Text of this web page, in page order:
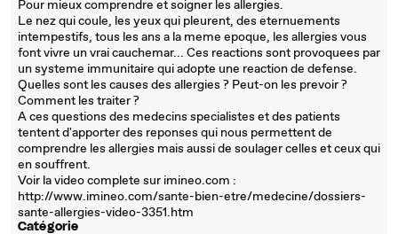
Pour mieux comprendre et soigner les allergies.
Le nez qui coule, les yeux qui pleurent, des eternuements
intempestifs, tous les ans a la meme epoque, les allergies vous
font vivre un vrai cauchemar... Ces reactions sont provoquees par
un systeme immunitaire qui adopte une reaction de defense.
Quelles sont les causes des allergies ? Peut-on les prevoir ?
Comment les traiter ?
A ces questions des medecins specialistes et des patients
tentent d'apporter des reponses qui nous permettent de
comprendre les allergies mais aussi de soulager celles et ceux qui
en souffrent.
Voir la video complete sur imineo.com :
http://www.imineo.com/sante-bien-etre/medecine/dossiers-
sante-allergies-video-3351.htm
Catégorie